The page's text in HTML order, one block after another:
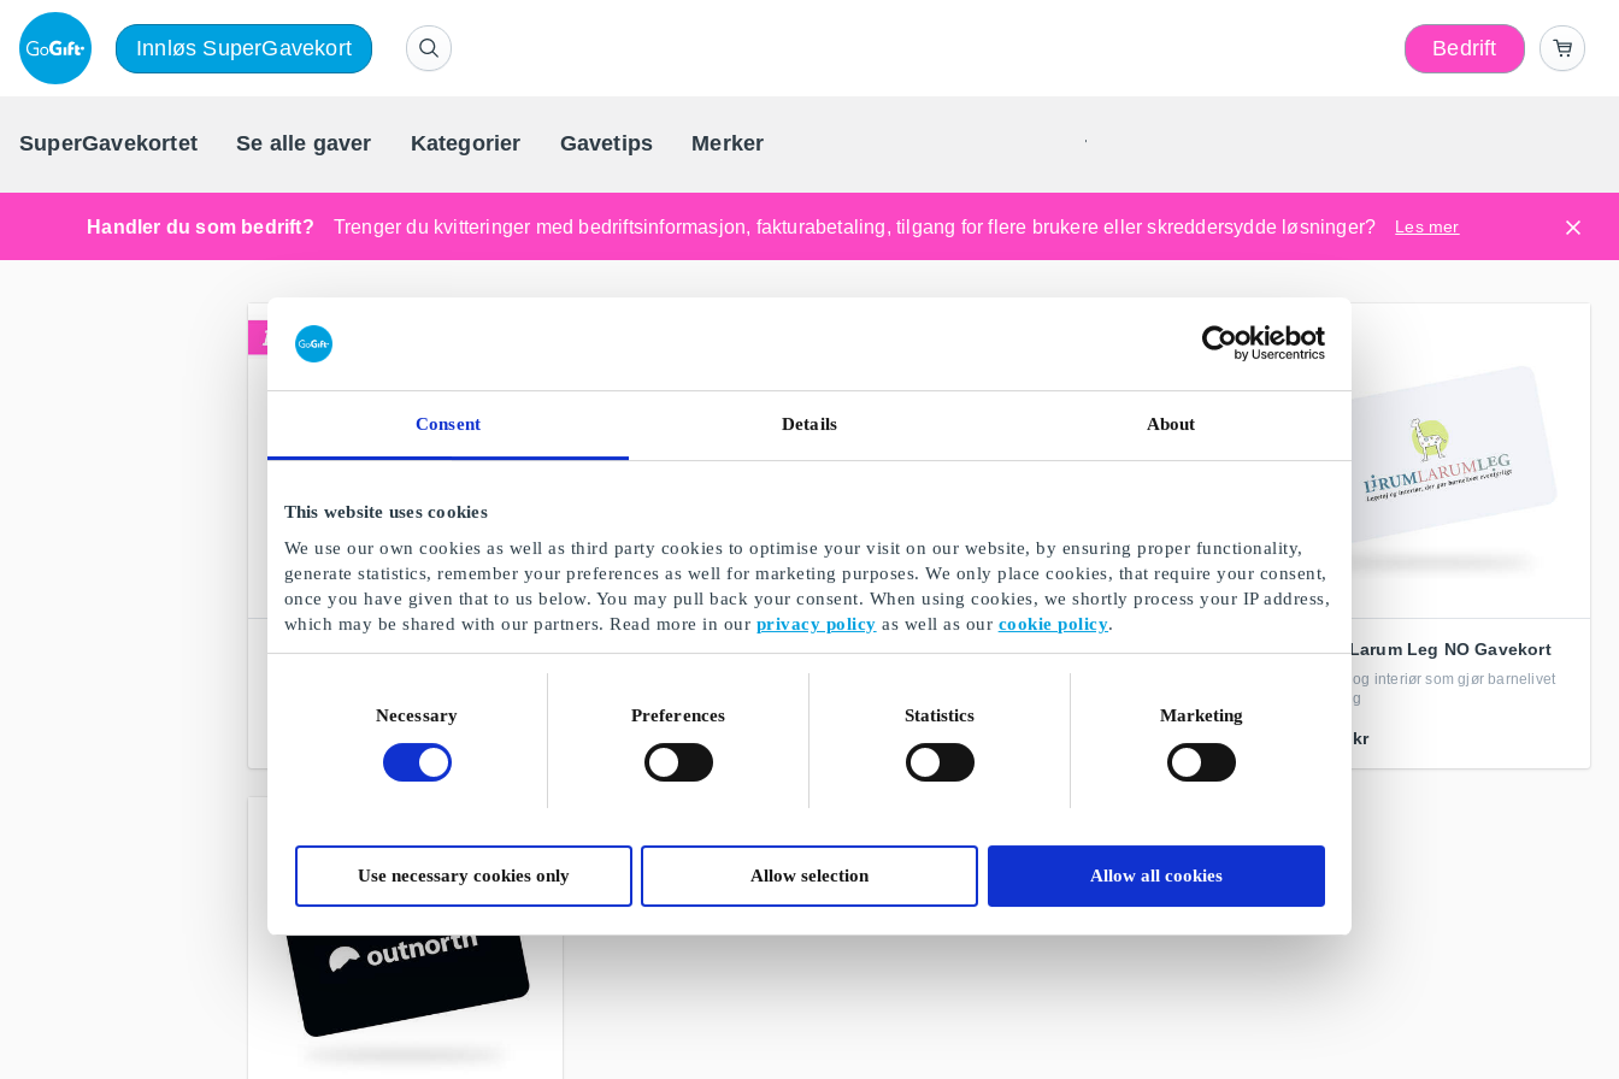
Consent Details About
This website uses cookies
We use our own cookies as well as third party cookies to optimise your visit on our website, by ensuring proper functionality,
generate statistics, remember your preferences as well for marketing purposes. We only place cookies, that require your consent,
once you have given that to us below. You may pull back your consent. When using cookies, we shortly process your IP address,
which may be shared with our partners. Read more in our privacy policy as well as our cookie policy.
Necessary Preferences Statistics Marketing
Use necessary cookies only Allow selection Allow all cookies
Innløs SuperGavekort Bedrift
SuperGavekortet Se alle gaver Kategorier Gavetips MerkerNorges førende gaveleverandør
Handler du som bedrift? Trenger du kvitteringer med bedriftsinformasjon, fakturabetaling, tilgang for flere brukere eller skreddersydde løsninger? Les mer
SuperGavekortet NO Boozt NO Gavekort
Den beste gaven til den som elsker
Booztlet NO Gavekort
Den perfekte gaven for den som elsker å
Lirum Larum Leg NO Gavekort
Leketøy og interiør som gjør barnelivet
eventyrlig
50 kr